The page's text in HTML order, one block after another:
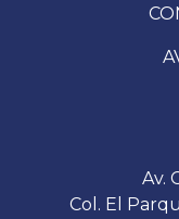
Av.
Col. El